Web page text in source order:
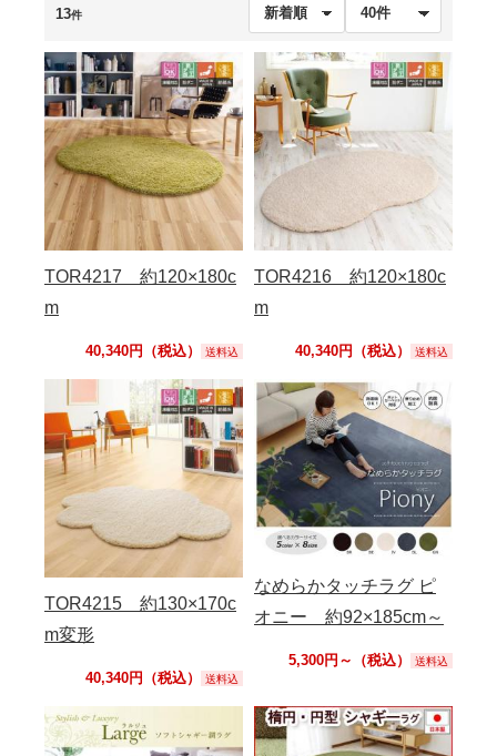
13件
TOR4217 約120×180c
m
40,340円（税込） 送料込
TOR4216 約120×180c
m
40,340円（税込） 送料込
TOR4215 約130×170c
m変形
40,340円（税込） 送料込
なめらかタッチラグ ピ
オニー 約92×185cm～
5,300円～（税込） 送料込